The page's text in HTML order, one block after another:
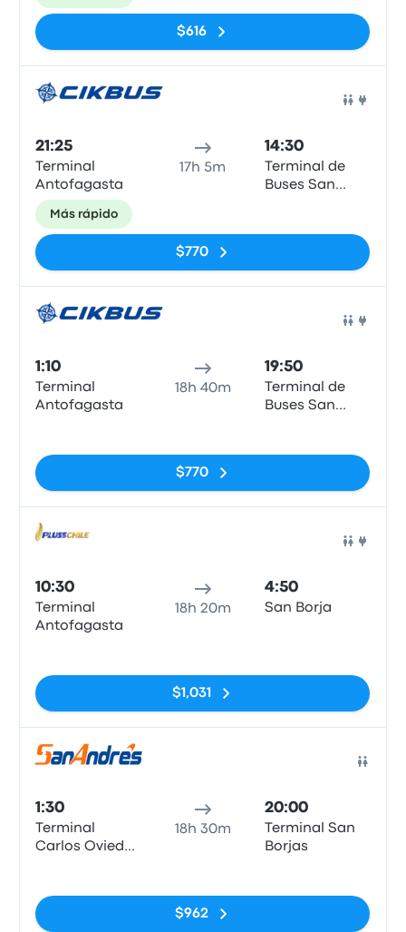
$616
21:25
Terminal
Antofagasta
17h 5m
14:30
Terminal de
Buses San
Más rápido
$770
1:10
Terminal
Antofagasta
18h 40m
19:50
Terminal de
Buses San
$770
10:30
Terminal
Antofagasta
18h 20m
4:50
San Borja
$1,031
1:30
Terminal
Carlos Oviedo
18h 30m
20:00
Terminal San
Borjas
$962